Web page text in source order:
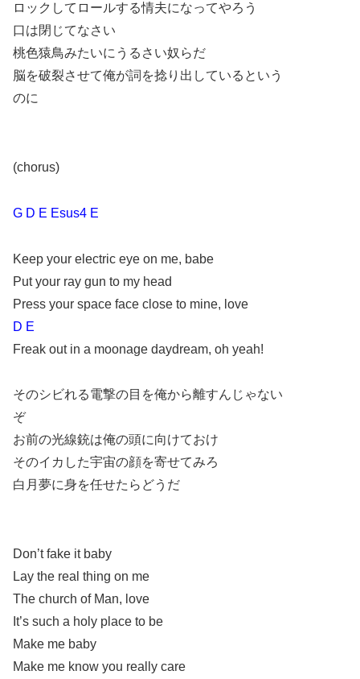
ロックしてロールする情夫になってやろう
口は閉じてなさい
桃色猿鳥みたいにうるさい奴らだ
脳を破裂させて俺が詞を捻り出しているという
のに
(chorus)
G D E Esus4 E
Keep your electric eye on me, babe
Put your ray gun to my head
Press your space face close to mine, love
D E
Freak out in a moonage daydream, oh yeah!
そのシビれる電撃の目を俺から離すんじゃない
ぞ
お前の光線銃は俺の頭に向けておけ
そのイカした宇宙の顔を寄せてみろ
白月夢に身を任せたらどうだ
Don’t fake it baby
Lay the real thing on me
The church of Man, love
It’s such a holy place to be
Make me baby
Make me know you really care